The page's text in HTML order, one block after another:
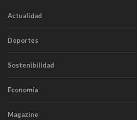
Actualidad
Deportes
Sostenibilidad
Economía
Magazine